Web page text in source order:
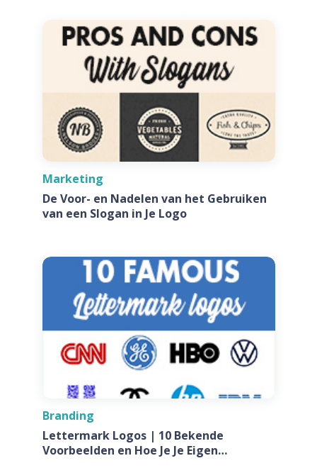
Marketing
De Voor- en Nadelen van het Gebruiken
van een Slogan in Je Logo
Branding
Lettermark Logos | 10 Bekende
Voorbeelden en Hoe Je Je Eigen